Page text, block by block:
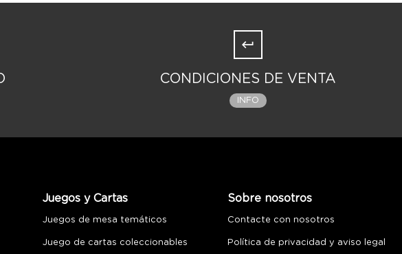
CONDICIONES DE VENTA
INFO
Juegos y Cartas
Juegos de mesa temáticos
Juego de cartas coleccionables
Sobre nosotros
Contacte con nosotros
Política de privacidad y aviso legal